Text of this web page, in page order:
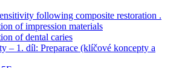
following composite restoration .
of impression materials
of dental caries
– 1. díl: Preparace (klíčové koncepty a